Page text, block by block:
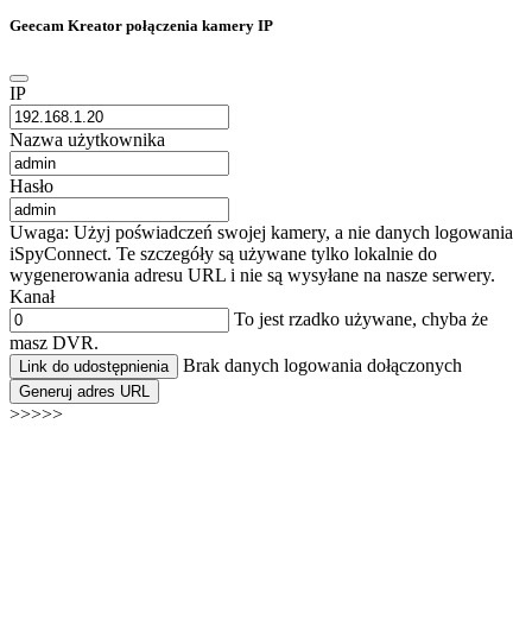
Geecam Kreator połączenia kamery IP
IP
Nazwa użytkownika
Hasło
Uwaga: Użyj poświadczeń swojej kamery, a nie danych logowania
iSpyConnect. Te szczegóły są używane tylko lokalnie do
wygenerowania adresu URL i nie są wysyłane na nasze serwery.
Kanał
To jest rzadko używane, chyba że
masz DVR.
Link do udostępnienia Brak danych logowania dołączonych
Generuj adres URL
>>>>>